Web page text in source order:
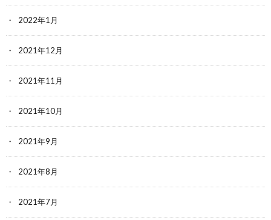
2022年1月
2021年12月
2021年11月
2021年10月
2021年9月
2021年8月
2021年7月